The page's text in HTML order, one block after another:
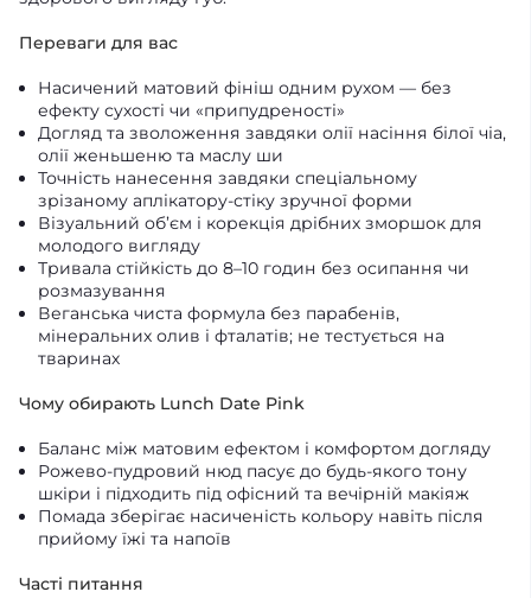
Переваги для вас
Насичений матовий фініш одним рухом — без
ефекту сухості чи «припудреності»
Догляд та зволоження завдяки олії насіння білої чіа,
олії женьшеню та маслу ши
Точність нанесення завдяки спеціальному
зрізаному аплікатору-стіку зручної форми
Візуальний об’єм і корекція дрібних зморшок для
молодого вигляду
Тривала стійкість до 8–10 годин без осипання чи
розмазування
Веганська чиста формула без парабенів,
мінеральних олив і фталатів; не тестується на
тваринах
Чому обирають Lunch Date Pink
Баланс між матовим ефектом і комфортом догляду
Рожево-пудровий нюд пасує до будь-якого тону
шкіри і підходить під офісний та вечірній макіяж
Помада зберігає насиченість кольору навіть після
прийому їжі та напоїв
Часті питання